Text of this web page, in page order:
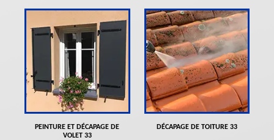
PEINTURE ET DÉCAPAGE DE
VOLET 33
DÉCAPAGE DE TOITURE 33